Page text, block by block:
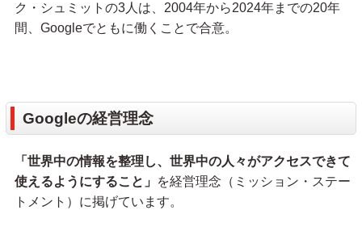
ク・シュミットの3人は、2004年から2024年までの20年
間、Googleでともに働くことで合意。
Googleの経営理念
「世界中の情報を整理し、世界中の人々がアクセスできて
使えるようにすること」 を経営理念（ミッション・ステー
トメント）に掲げています。